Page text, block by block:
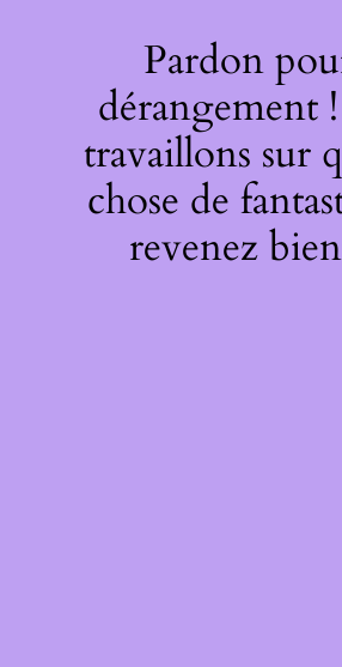
Pardon
dérangement
travaillons sur
chose de
revenez